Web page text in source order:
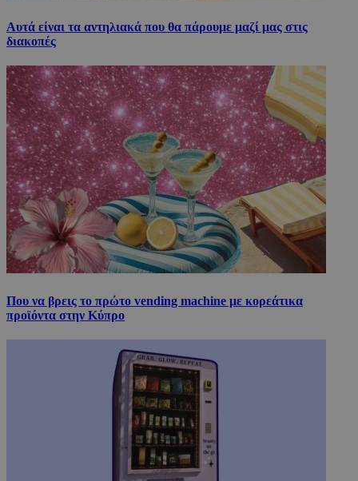
Αυτά είναι τα αντηλιακά που θα πάρουμε μαζί μας στις
διακοπές
Που να βρεις το πρώτο vending machine με κορεάτικα
προϊόντα στην Κύπρο